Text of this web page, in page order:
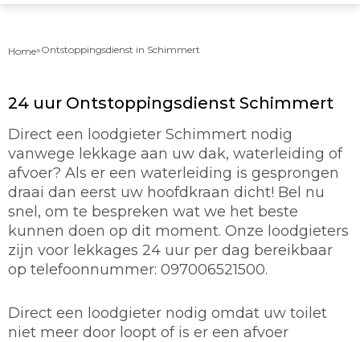
Home»Ontstoppingsdienst in Schimmert
24 uur Ontstoppingsdienst Schimmert
Direct een loodgieter Schimmert nodig
vanwege lekkage aan uw dak, waterleiding of
afvoer? Als er een waterleiding is gesprongen
draai dan eerst uw hoofdkraan dicht! Bel nu
snel, om te bespreken wat we het beste
kunnen doen op dit moment. Onze loodgieters
zijn voor lekkages 24 uur per dag bereikbaar
op telefoonnummer: 097006521500.
Direct een loodgieter nodig omdat uw toilet
niet meer door loopt of is er een afvoer